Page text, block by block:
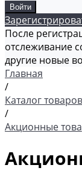
После
отслеживание
другие новые
Главная
/
Каталог товаров
/
Акционные